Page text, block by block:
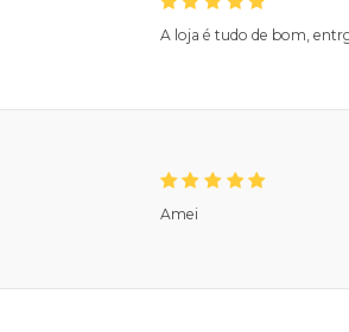
A loja é tudo de bom,
Amei